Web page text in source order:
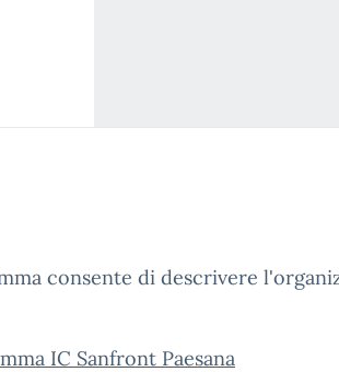
consente di descrivere
IC Sanfront Paesana